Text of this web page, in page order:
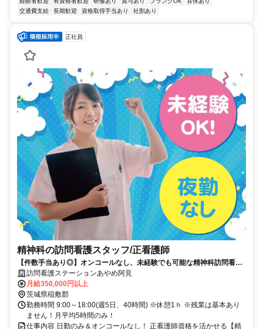
交通費支給
長期歓迎 資格取得手当あり 社割あり
正社員
精神科の訪問看護スタッフ/正看護師
【件数手当あり◎】オンコールなし、未経験でも可能な精神科訪問看護
ステーション。正看護師募集
訪問看護ステーションあやめ阿見
月給350,000円以上
茨城県稲敷郡
勤務時間 9:00～18:00(週5日、40時間) ※休憩1ｈ ※残業は基本あり
ません！月平均5時間のみ！
仕事内容 日勤のみ＆オンコールなし！ 正看護師資格を活かせる【精